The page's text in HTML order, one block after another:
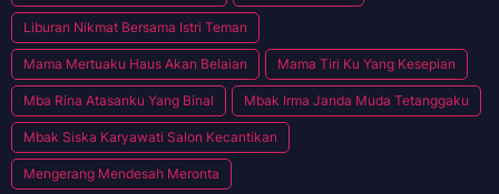
Liburan Nikmat Bersama Istri Teman
Mama Mertuaku Haus Akan Belaian Mama Tiri Ku Yang Kesepian
Mba Rina Atasanku Yang Binal Mbak Irma Janda Muda Tetanggaku
Mbak Siska Karyawati Salon Kecantikan
Mengerang Mendesah Meronta